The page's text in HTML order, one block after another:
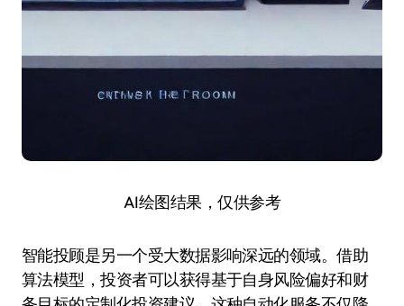
AI绘图结果，仅供参考
智能投顾是另一个受大数据影响深远的领域。借助
算法模型，投资者可以获得基于自身风险偏好和财